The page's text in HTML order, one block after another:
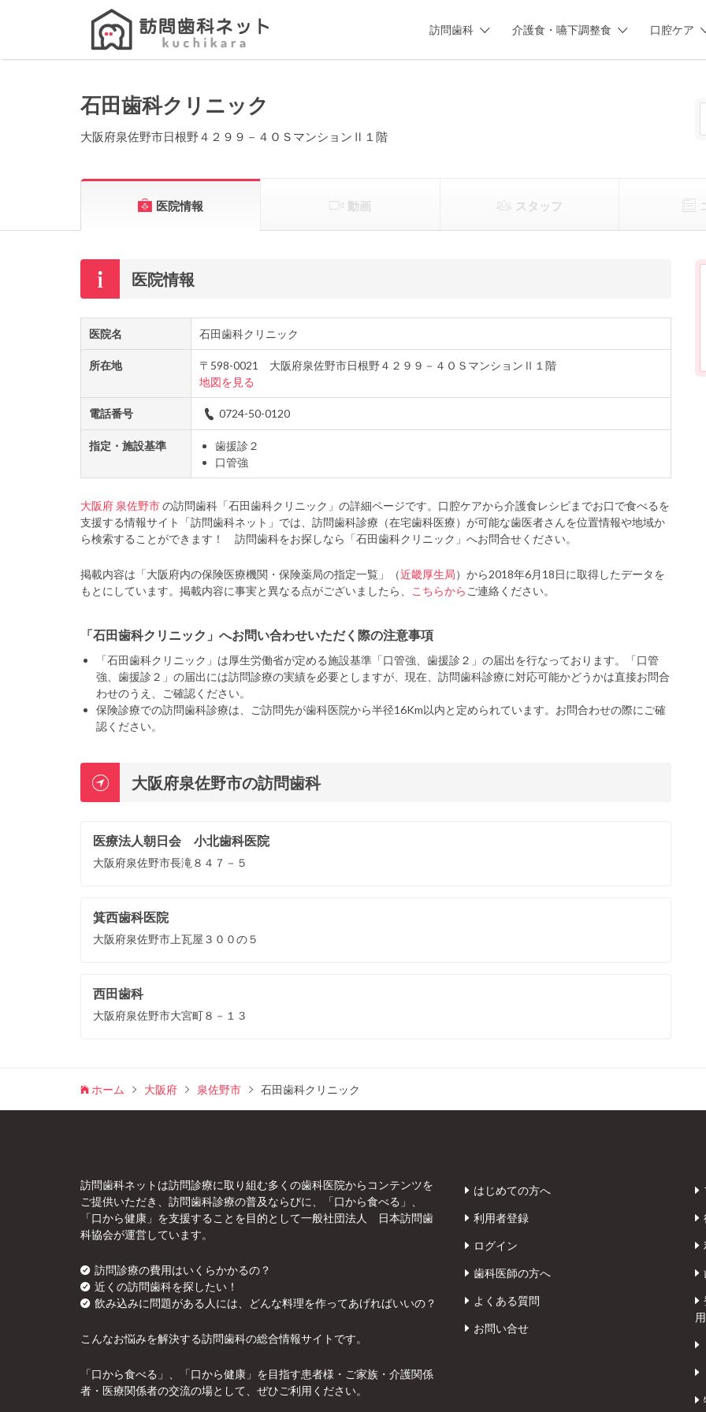
訪問歯科 介護食・嚥下調整食 口腔ケア
Search
石田歯科クリニック
大阪府泉佐野市日根野４２９９－４ＯＳマンションⅡ１階
医院情報 動画 スタッフ
医院情報
医院名 石田歯科クリニック
所在地
〒598-0021 大阪府泉佐野市日根野４２９９－４ＯＳマンションⅡ１階
地図を見る
電話番号 0724-50-0120
指定・施設基準
歯援診２
口管強
大阪府 泉佐野市の訪問歯科「石田歯科クリニック」の詳細ページです。口腔ケアから介護食レシピまでお口で食べるを
支援する情報サイト「訪問歯科ネット」では、訪問歯科診療（在宅歯科医療）が可能な歯医者さんを位置情報や地域か
ら検索することができます！ 訪問歯科をお探しなら「石田歯科クリニック」へお問合せください。
掲載内容は「大阪府内の保険医療機関・保険薬局の指定一覧」（近畿厚生局）から2018年6月18日に取得したデータを
もとにしています。掲載内容に事実と異なる点がございましたら、
こちらから ご連絡ください。
「石田歯科クリニック」へお問い合わせいただく際の注意事項
「石田歯科クリニック」は厚生労働省が定める施設基準「口管強、歯援診２」の届出を行なっております。「口管
強、歯援診２」の届出には訪問診療の実績を必要としますが、現在、訪問歯科診療に対応可能かどうかは直接お問合
わせのうえ、ご確認ください。
保険診療での訪問歯科診療は、ご訪問先が歯科医院から半径16Km以内と定められています。お問合わせの際にご確
認ください。
大阪府泉佐野市の訪問歯科
医療法人朝日会 小北歯科医院
大阪府泉佐野市長滝８４７－５
箕西歯科医院
大阪府泉佐野市上瓦屋３００の５
西田歯科
大阪府泉佐野市大宮町８－１３
ホーム 大阪府 泉佐野市 石田歯科クリニック
訪問歯科ネットは訪問診療に取り組む多くの歯科医院からコンテンツを
ご提供いただき、訪問歯科診療の普及ならびに、「口から食べる」、
「口から健康」を支援することを目的として一般社団法人 日本訪問歯
科協会が運営しています。
訪問診療の費用はいくらかかるの？
近くの訪問歯科を探したい！
飲み込みに問題がある人には、どんな料理を作ってあげればいいの？
こんなお悩みを解決する訪問歯科の総合情報サイトです。
「口から食べる」、「口から健康」を目指す患者様・ご家族・介護関係
者・医療関係者の交流の場として、ぜひご利用ください。
はじめての方へ
利用者登録
ログイン
歯科医師の方へ
よくある質問
お問い合せ